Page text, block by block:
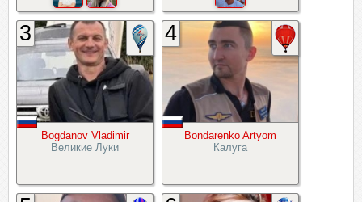
Bogdanov Vladimir
Великие Луки
3
Bondarenko Artyom
Калуга
4